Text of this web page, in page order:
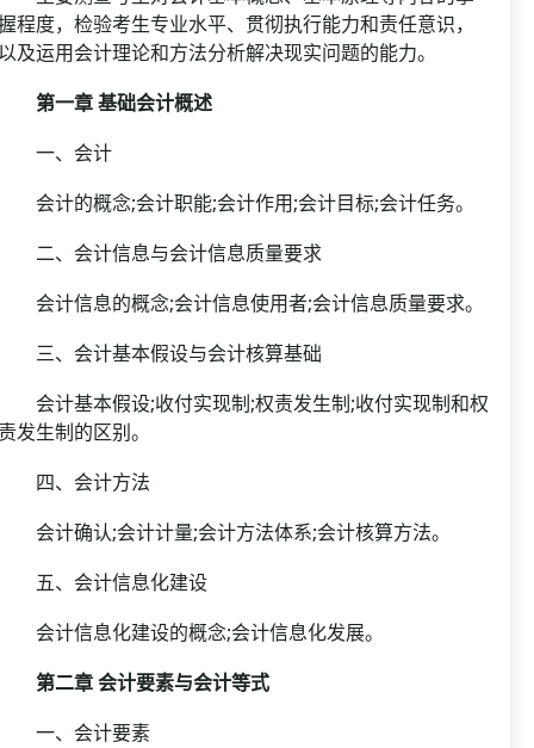
程度，检验考生专业水平、贯彻执行能力和责任意识，
及运用会计理论和方法分析解决现实问题的能力。
第一章 基础会计概述
、会计
计的概念;会计职能;会计作用;会计目标;会计任务。
、会计信息与会计信息质量要求
计信息的概念;会计信息使用者;会计信息质量要求。
、会计基本假设与会计核算基础
计基本假设;收付实现制;权责发生制;收付实现制和权
发生制的区别。
、会计方法
计确认;会计计量;会计方法体系;会计核算方法。
、会计信息化建设
计信息化建设的概念;会计信息化发展。
第二章 会计要素与会计等式
、会计要素